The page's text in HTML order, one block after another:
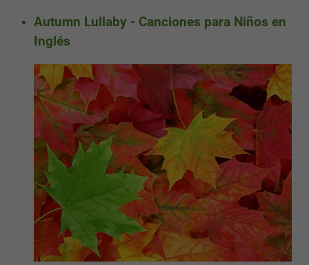
Autumn Lullaby - Canciones para Niños en
Inglés